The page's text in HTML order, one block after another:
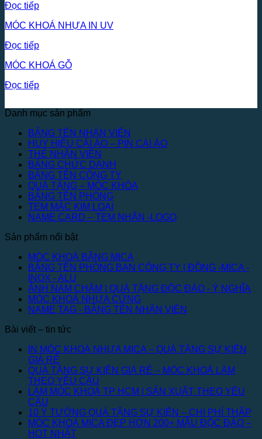
Đọc tiếp
MÓC KHOÁ NHỰA IN UV
Đọc tiếp
MÓC KHOÁ GỖ
Đọc tiếp
Danh mục sản phẩm
BẢNG TÊN NHÂN VIÊN
HUY HIỆU CÀI ÁO – PIN CÀI ÁO
THẺ NHÂN VIÊN
BẢNG CHỨC DANH
BẢNG TÊN CÔNG TY
QUÀ TẶNG – MÓC KHÓA
BẢNG TÊN PHÒNG
TEM MÁC KIM LOẠI
NAME CARD – TEM NHÃN -LOGO
Sản phẩm nổi bật
MÓC KHOÁ BẰNG MICA
BẢNG TÊN PHÒNG BAN CÔNG TY | ĐỒNG -MICA -
INOX - ALU
ẢNH NAM CHÂM | QUÀ TẶNG ĐỘC ĐÁO - Ý NGHĨA
MÓC KHOÁ NHỰA CỨNG
NAME TAG - BẢNG TÊN NHÂN VIÊN
Bài viết – tin tức
IN MÓC KHOÁ NHỰA MICA – QUÀ TẶNG SỰ KIỆN
GIÁ RẺ
QUÀ TẶNG SỰ KIỆN GIÁ RẺ – MÓC KHOÁ LÀM
THEO YÊU CẦU
LÀM MÓC KHOÁ TP HCM | SẢN XUẤT THEO YÊU
CẦU
10 Ý TƯỞNG QUÀ TẶNG SỰ KIỆN – CHI PHÍ THẤP
MÓC KHOÁ MICA ĐẸP HƠN 200+ MẪU ĐỘC ĐÁO –
HOT NHẤT